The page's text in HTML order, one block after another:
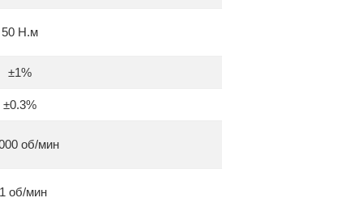
50 Н.м
±1%
±0.3%
об/мин
об/мин